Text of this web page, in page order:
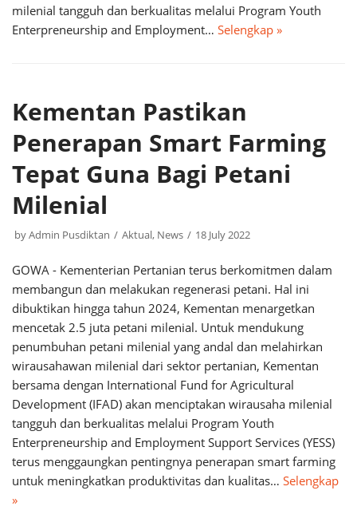
milenial tangguh dan berkualitas melalui Program Youth
Enterpreneurship and Employment… Selengkap »
Kementan Pastikan
Penerapan Smart Farming
Tepat Guna Bagi Petani
Milenial
byAdmin Pusdiktan Aktual, News 18 July 2022
GOWA - Kementerian Pertanian terus berkomitmen dalam
membangun dan melakukan regenerasi petani. Hal ini
dibuktikan hingga tahun 2024, Kementan menargetkan
mencetak 2.5 juta petani milenial. Untuk mendukung
penumbuhan petani milenial yang andal dan melahirkan
wirausahawan milenial dari sektor pertanian, Kementan
bersama dengan International Fund for Agricultural
Development (IFAD) akan menciptakan wirausaha milenial
tangguh dan berkualitas melalui Program Youth
Enterpreneurship and Employment Support Services (YESS)
terus menggaungkan pentingnya penerapan smart farming
untuk meningkatkan produktivitas dan kualitas… Selengkap
»